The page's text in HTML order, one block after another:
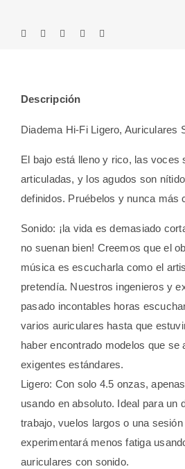
Descripción
Diadema Hi-Fi Ligero, Auriculares
El bajo está lleno y rico, las voces
articuladas, y los agudos son
definidos. Pruébelos y nunca más
Sonido: ¡la vida es demasiado
no suenan bien! Creemos que el
música es escucharla como el
pretendía. Nuestros ingenieros y
pasado incontables horas
varios auriculares hasta que
haber encontrado modelos que se
exigentes estándares.
Ligero: Con solo 4.5 onzas,
usando en absoluto. Ideal para un
trabajo, vuelos largos o una
experimentará menos fatiga
auriculares con sonido.